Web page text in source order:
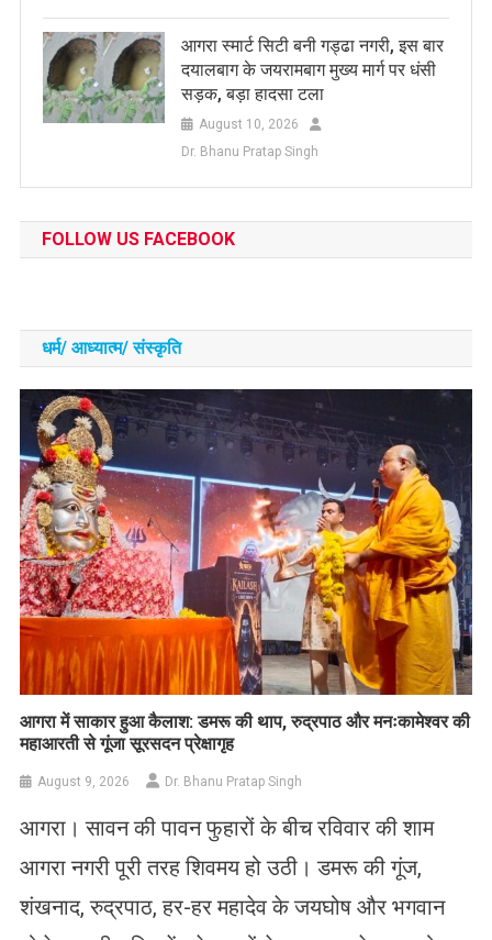
आगरा स्मार्ट सिटी बनी गड्ढा नगरी, इस बार
दयालबाग के जयरामबाग मुख्य मार्ग पर धंसी
सड़क, बड़ा हादसा टला
August 10, 2026
Dr. Bhanu Pratap Singh
FOLLOW US FACEBOOK
धर्म/ आध्‍यात्‍म/ संस्‍कृति
आगरा में साकार हुआ कैलाश: डमरू की थाप, रुद्रपाठ और मनःकामेश्वर की
महाआरती से गूंजा सूरसदन प्रेक्षागृह
August 9, 2026 Dr. Bhanu Pratap Singh
आगरा। सावन की पावन फुहारों के बीच रविवार की शाम
आगरा नगरी पूरी तरह शिवमय हो उठी। डमरू की गूंज,
शंखनाद, रुद्रपाठ, हर-हर महादेव के जयघोष और भगवान